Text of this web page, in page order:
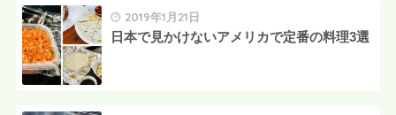
2019年1月21日
日本で見かけないアメリカで定番の料理3選